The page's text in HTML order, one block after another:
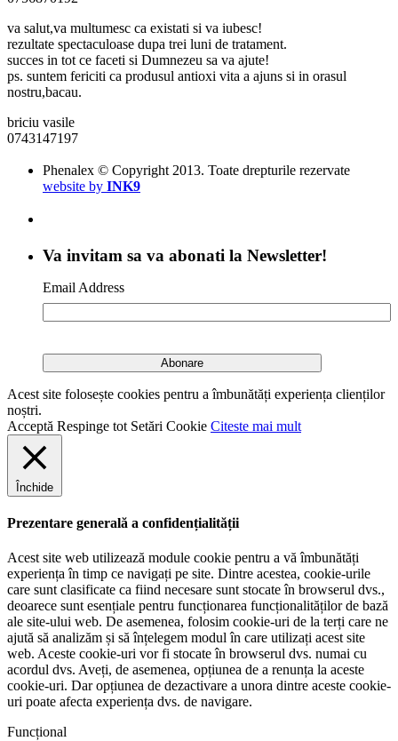
va salut,va multumesc ca existati si va iubesc!
rezultate spectaculoase dupa trei luni de tratament.
succes in tot ce faceti si Dumnezeu sa va ajute!
ps. suntem fericiti ca produsul antioxi vita a ajuns si in orasul
nostru,bacau.
briciu vasile
0743147197
Phenalex © Copyright 2013. Toate drepturile rezervate
website by INK9
Va invitam sa va abonati la Newsletter!
Email Address
Acest site folosește cookies pentru a îmbunătăți experiența clienților
noștri.
Acceptă Respinge tot Setări Cookie Citeste mai mult
Închide
Prezentare generală a confidențialității
Acest site web utilizează module cookie pentru a vă îmbunătăți
experiența în timp ce navigați pe site. Dintre acestea, cookie-urile
care sunt clasificate ca fiind necesare sunt stocate în browserul dvs.,
deoarece sunt esențiale pentru funcționarea funcționalităților de bază
ale site-ului web. De asemenea, folosim cookie-uri de la terți care ne
ajută să analizăm și să înțelegem modul în care utilizați acest site
web. Aceste cookie-uri vor fi stocate în browserul dvs. numai cu
acordul dvs. Aveți, de asemenea, opțiunea de a renunța la aceste
cookie-uri. Dar opțiunea de dezactivare a unora dintre aceste cookie-
uri poate afecta experiența dvs. de navigare.
Funcțional